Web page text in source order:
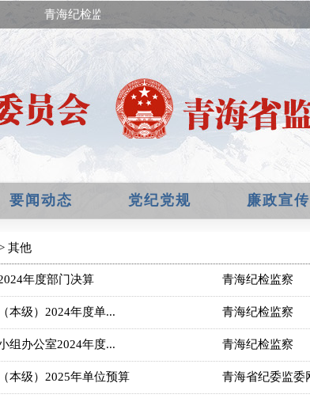
青海纪检监察网已经升级改版，欢迎提出宝贵意见！
要闻动态 党纪党规 廉政宣传